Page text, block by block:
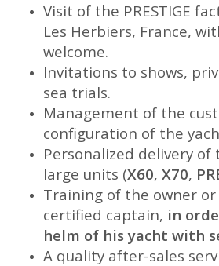
Visit of the PRESTIGE
Les Herbiers, France,
welcome.
Invitations to shows,
sea trials.
Management of the
configuration of the
Personalized delivery
large units (X60, X70,
Training of the owner
certified captain, in
helm of his yacht with
A quality after-sales